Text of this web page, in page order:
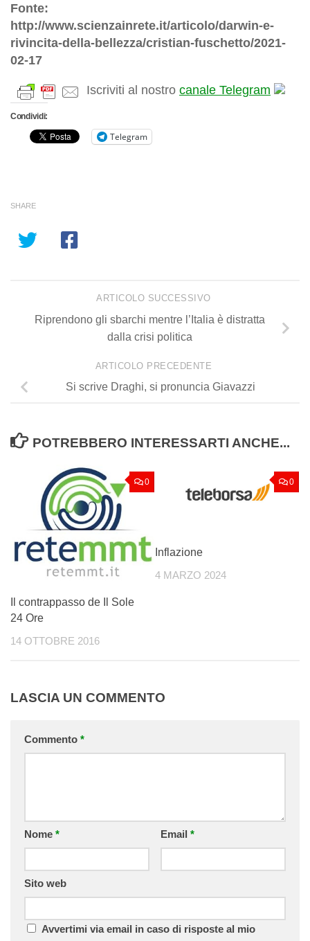
Fonte:
http://www.scienzainrete.it/articolo/darwin-e-
rivincita-della-bellezza/cristian-fuschetto/2021-
02-17
Iscriviti al nostro canale Telegram
Condividi:
Telegram
SHARE
ARTICOLO SUCCESSIVO
Riprendono gli sbarchi mentre l’Italia è distratta
dalla crisi politica
ARTICOLO PRECEDENTE
Si scrive Draghi, si pronuncia Giavazzi
POTREBBERO INTERESSARTI ANCHE...
0
Il contrappasso de Il Sole
24 Ore
14 OTTOBRE 2016
0
Inflazione
4 MARZO 2024
LASCIA UN COMMENTO
Commento *
Nome * Email *
Sito web
Avvertimi via email in caso di risposte al mio